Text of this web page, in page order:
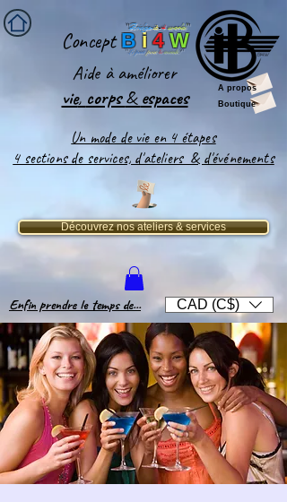
''Le pontpour le monde!''
ConceptB i 4 W
''Bridge-it-4world''
Aide à améliorer
vie, corps&espaces​
A propos
Boutique
Un mode de vie en 4 étapes
4 sections de services, d'ateliers & d'événements
CAD (C$)
Enfin prendre le temps de...
Découvrez nos ateliers & services